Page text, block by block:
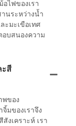
ไฟของเรา
นระหว่างน้ำ
ะมะเขือเทศ
อบสนองความ
สี
พของ
มของเราจึง
งเคราะห์ เรา